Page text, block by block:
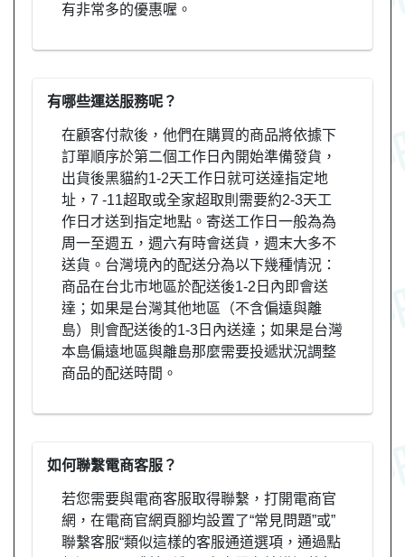
有非常多的優惠喔。
有哪些運送服務呢？
在顧客付款後，他們在購買的商品將依據下
訂單順序於第二個工作日內開始準備發貨，
出貨後黑貓約1-2天工作日就可送達指定地
址，7 -11超取或全家超取則需要約2-3天工
作日才送到指定地點。寄送工作日一般為為
周一至週五，週六有時會送貨，週末大多不
送貨。台灣境內的配送分為以下幾種情況：
商品在台北市地區於配送後1-2日內即會送
達；如果是台灣其他地區（不含偏遠與離
島）則會配送後的1-3日內送達；如果是台灣
本島偏遠地區與離島那麼需要投遞狀況調整
商品的配送時間。
如何聯繫電商客服？
若您需要與電商客服取得聯繫，打開電商官
網，在電商官網頁腳均設置了“常見問題”或”
聯繫客服“類似這樣的客服通道選項，通過點